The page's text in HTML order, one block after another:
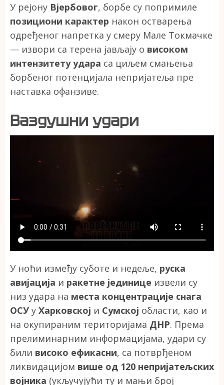
У рејону Вјербовог, борбе су попримиле
позициони карактер након остварења
одређеног напретка у смеру Мале Токмачке
— извори са терена јављају о високом
интензитету удара са циљем смањења
борбеног потенцијала непријатеља пре
наставка офанзиве.
Ваздушни удари
У ноћи између суботе и недеље, руска
авијација и ракетне јединице извели су
низ удара на места концентрације снага
ОСУ у Харковској и Сумској области, као и
на окупираним територијама ДНР. Према
прелиминарним информацијама, удари су
били високо ефикасни, са потврђеном
ликвидацијом више од 120 непријатељских
војника (укључујући ту и мањи број